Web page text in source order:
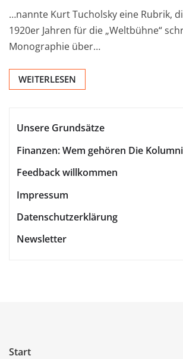
…nannte Kurt Tucholsky eine Rubrik,
1920er Jahren für die „Weltbühne“
Monographie über…
WEITERLESEN
Unsere Grundsätze
Finanzen: Wem gehören Die
Feedback willkommen
Impressum
Datenschutzerklärung
Newsletter
Start